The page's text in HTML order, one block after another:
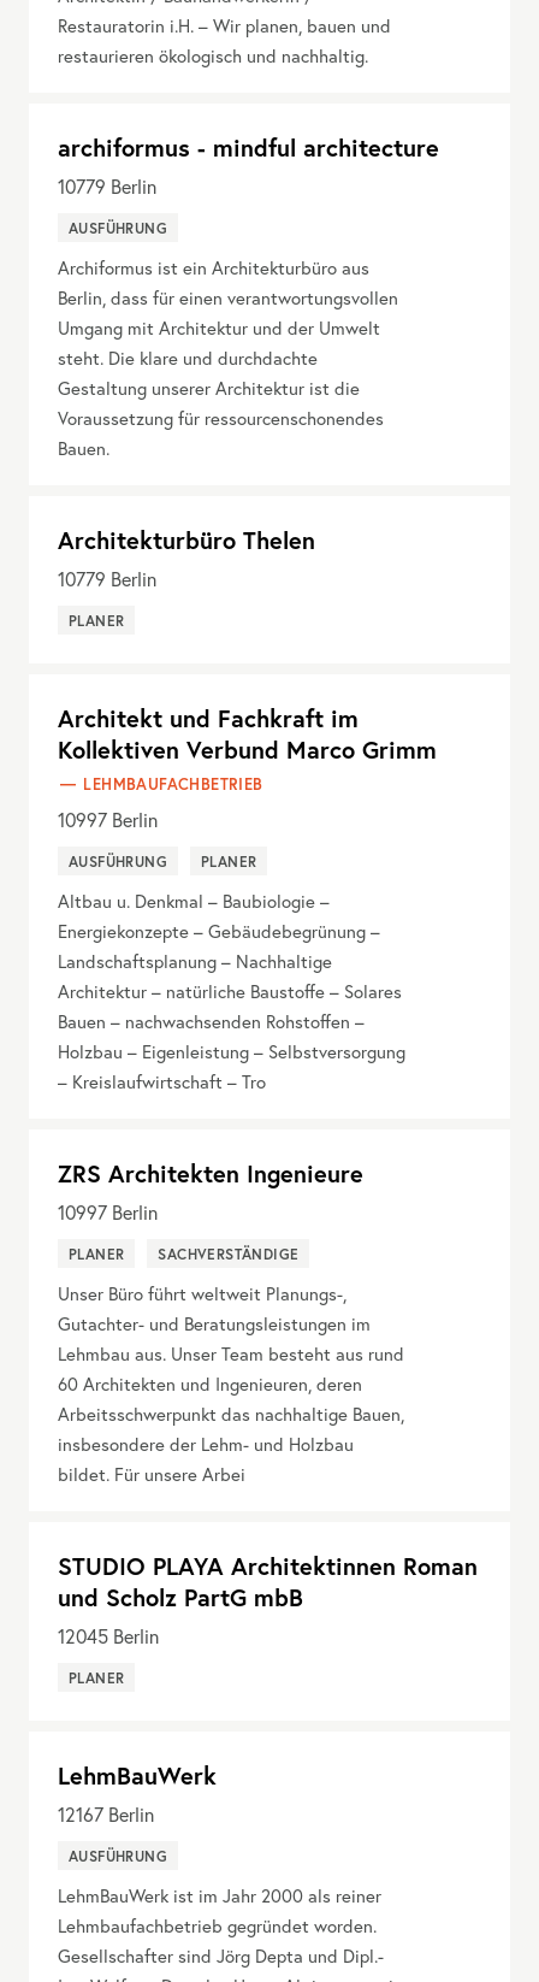
Restauratorin i.H. – Wir planen, bauen und
restaurieren ökologisch und nachhaltig.
archiformus - mindful architecture
10779 Berlin
AUSFÜHRUNG
Archiformus ist ein Architekturbüro aus
Berlin, dass für einen verantwortungsvollen
Umgang mit Architektur und der Umwelt
steht. Die klare und durchdachte
Gestaltung unserer Architektur ist die
Voraussetzung für ressourcenschonendes
Bauen.
Architekturbüro Thelen
10779 Berlin
PLANER
Architekt und Fachkraft im
Kollektiven Verbund Marco Grimm
LEHMBAUFACHBETRIEB
10997 Berlin
AUSFÜHRUNG PLANER
Altbau u. Denkmal – Baubiologie –
Energiekonzepte – Gebäudebegrünung –
Landschaftsplanung – Nachhaltige
Architektur – natürliche Baustoffe – Solares
Bauen – nachwachsenden Rohstoffen –
Holzbau – Eigenleistung – Selbstversorgung
– Kreislaufwirtschaft – Tro
ZRS Architekten Ingenieure
10997 Berlin
PLANER SACHVERSTÄNDIGE
Unser Büro führt weltweit Planungs-,
Gutachter- und Beratungsleistungen im
Lehmbau aus. Unser Team besteht aus rund
60 Architekten und Ingenieuren, deren
Arbeitsschwerpunkt das nachhaltige Bauen,
insbesondere der Lehm- und Holzbau
bildet. Für unsere Arbei
STUDIO PLAYA Architektinnen Roman
und Scholz PartG mbB
12045 Berlin
PLANER
LehmBauWerk
12167 Berlin
AUSFÜHRUNG
LehmBauWerk ist im Jahr 2000 als reiner
Lehmbaufachbetrieb gegründet worden.
Gesellschafter sind Jörg Depta und Dipl.-